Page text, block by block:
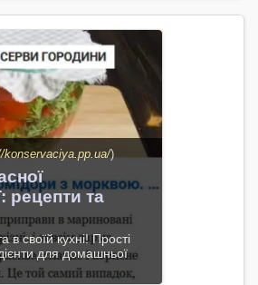
" пропонує широкий вибір
різних тематик, що
знайти потрібні ресурси
Перейти на сайт →
konservaciya.pp.ua/)
рецепти та
в своїй кухні! Прості
для домашньої